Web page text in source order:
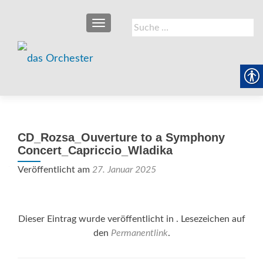
Suche
nach:
SCHALTE NAVIGATION
CD_Rozsa_Ouverture to a Symphony
Concert_Capriccio_Wladika
Veröffentlicht am 27. Januar 2025
Dieser Eintrag wurde veröffentlicht in . Lesezeichen auf
den Permanentlink.